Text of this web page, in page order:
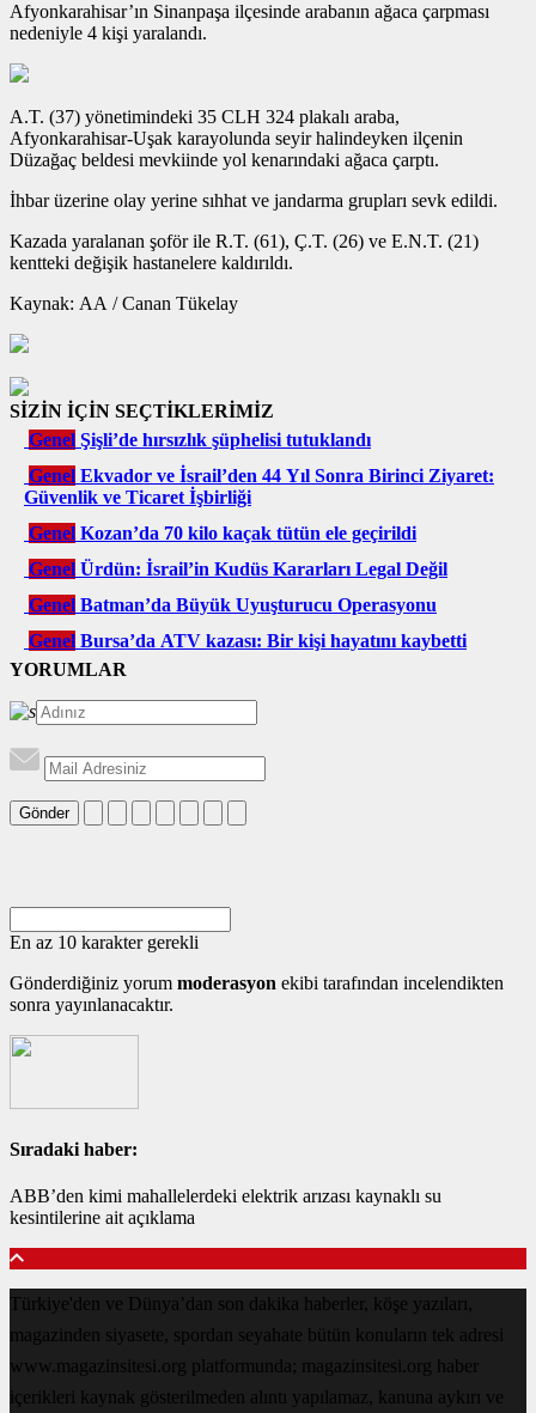
Afyonkarahisar’ın Sinanpaşa ilçesinde arabanın ağaca çarpması
nedeniyle 4 kişi yaralandı.
A.T. (37) yönetimindeki 35 CLH 324 plakalı araba,
Afyonkarahisar-Uşak karayolunda seyir halindeyken ilçenin
Düzağaç beldesi mevkiinde yol kenarındaki ağaca çarptı.
İhbar üzerine olay yerine sıhhat ve jandarma grupları sevk edildi.
Kazada yaralanan şoför ile R.T. (61), Ç.T. (26) ve E.N.T. (21)
kentteki değişik hastanelere kaldırıldı.
Kaynak: AA / Canan Tükelay
SİZİN İÇİN SEÇTİKLERİMİZ
Genel Şişli’de hırsızlık şüphelisi tutuklandı
Genel Ekvador ve İsrail’den 44 Yıl Sonra Birinci Ziyaret:
Güvenlik ve Ticaret İşbirliği
Genel Kozan’da 70 kilo kaçak tütün ele geçirildi
Genel Ürdün: İsrail’in Kudüs Kararları Legal Değil
Genel Batman’da Büyük Uyuşturucu Operasyonu
Genel Bursa’da ATV kazası: Bir kişi hayatını kaybetti
YORUMLAR
Gönder
En az 10 karakter gerekli
Gönderdiğiniz yorum moderasyon ekibi tarafından incelendikten
sonra yayınlanacaktır.
Sıradaki haber:
ABB’den kimi mahallelerdeki elektrik arızası kaynaklı su
kesintilerine ait açıklama
Türkiye'den ve Dünya’dan son dakika haberler, köşe yazıları,
magazinden siyasete, spordan seyahate bütün konuların tek adresi
www.magazinsitesi.org platformunda; magazinsitesi.org haber
içerikleri kaynak gösterilmeden alıntı yapılamaz, kanuna aykırı ve